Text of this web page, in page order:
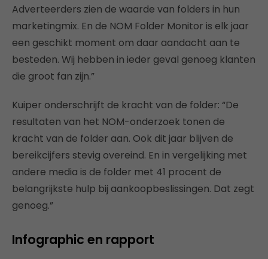
Adverteerders zien de waarde van folders in hun
marketingmix. En de NOM Folder Monitor is elk jaar
een geschikt moment om daar aandacht aan te
besteden. Wij hebben in ieder geval genoeg klanten
die groot fan zijn.”
Kuiper onderschrijft de kracht van de folder: “De
resultaten van het NOM-onderzoek tonen de
kracht van de folder aan. Ook dit jaar blijven de
bereikcijfers stevig overeind. En in vergelijking met
andere media is de folder met 41 procent de
belangrijkste hulp bij aankoopbeslissingen. Dat zegt
genoeg.”
Infographic en rapport